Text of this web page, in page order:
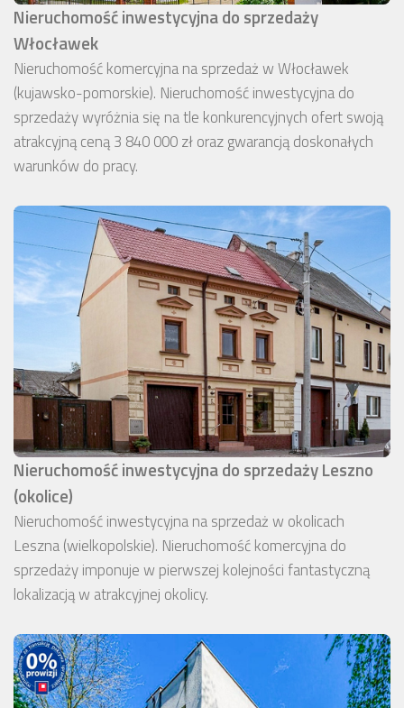
Nieruchomość inwestycyjna do sprzedaży
Włocławek
Nieruchomość komercyjna na sprzedaż w Włocławek
(kujawsko-pomorskie). Nieruchomość inwestycyjna do
sprzedaży wyróżnia się na tle konkurencyjnych ofert swoją
atrakcyjną ceną 3 840 000 zł oraz gwarancją doskonałych
warunków do pracy.
Nieruchomość inwestycyjna do sprzedaży Leszno
(okolice)
Nieruchomość inwestycyjna na sprzedaż w okolicach
Leszna (wielkopolskie). Nieruchomość komercyjna do
sprzedaży imponuje w pierwszej kolejności fantastyczną
lokalizacją w atrakcyjnej okolicy.